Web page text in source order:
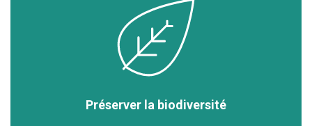
Préserver la biodiversité